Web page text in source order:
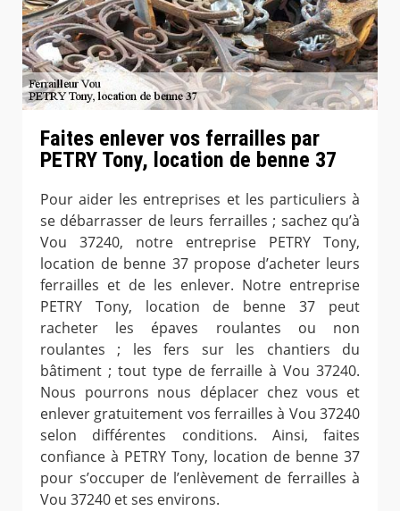
Faites enlever vos ferrailles par
PETRY Tony, location de benne 37
Pour aider les entreprises et les particuliers à
se débarrasser de leurs ferrailles ; sachez qu’à
Vou 37240, notre entreprise PETRY Tony,
location de benne 37 propose d’acheter leurs
ferrailles et de les enlever. Notre entreprise
PETRY Tony, location de benne 37 peut
racheter les épaves roulantes ou non
roulantes ; les fers sur les chantiers du
bâtiment ; tout type de ferraille à Vou 37240.
Nous pourrons nous déplacer chez vous et
enlever gratuitement vos ferrailles à Vou 37240
selon différentes conditions. Ainsi, faites
confiance à PETRY Tony, location de benne 37
pour s’occuper de l’enlèvement de ferrailles à
Vou 37240 et ses environs.